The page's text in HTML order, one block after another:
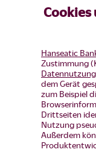
Cookies
Hanseatic
Zustimmung
dem Gerät
zum Beispiel
Drittseiten
Nutzung
Außerdem